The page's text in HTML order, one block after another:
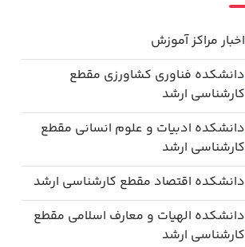
اخبار مراکز آموزش
دانشكده فناوري كشاورزی مقطع
کارشناسی ارشد
دانشکده ادبیات و علوم انسانی مقطع
کارشناسی ارشد
دانشکده اقتصاد مقطع کارشناسی ارشد
دانشکده الهیات و معارف اسلامی مقطع
کارشناسی ارشد